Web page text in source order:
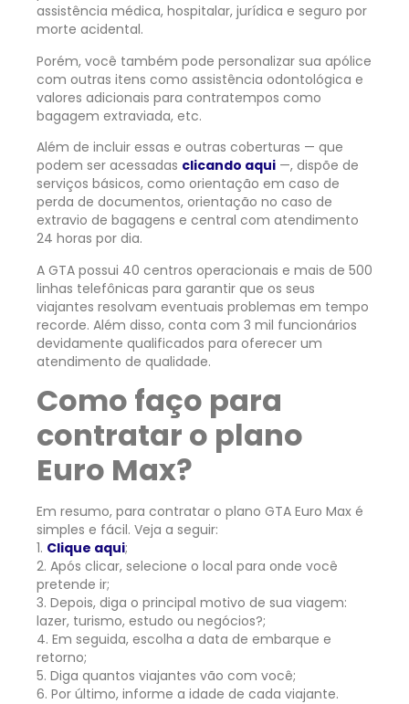
assistência médica, hospitalar, jurídica e seguro por
morte acidental.
Porém, você também pode personalizar sua apólice
com outras itens como assistência odontológica e
valores adicionais para contratempos como
bagagem extraviada, etc.
Além de incluir essas e outras coberturas — que
podem ser acessadas clicando aqui —, dispõe de
serviços básicos, como orientação em caso de
perda de documentos, orientação no caso de
extravio de bagagens e central com atendimento
24 horas por dia.
A GTA possui 40 centros operacionais e mais de 500
linhas telefônicas para garantir que os seus
viajantes resolvam eventuais problemas em tempo
recorde. Além disso, conta com 3 mil funcionários
devidamente qualificados para oferecer um
atendimento de qualidade.
Como faço para
contratar o plano
Euro Max?
Em resumo, para contratar o plano GTA Euro Max é
simples e fácil. Veja a seguir:
1. Clique aqui;
2. Após clicar, selecione o local para onde você
pretende ir;
3. Depois, diga o principal motivo de sua viagem:
lazer, turismo, estudo ou negócios?;
4. Em seguida, escolha a data de embarque e
retorno;
5. Diga quantos viajantes vão com você;
6. Por último, informe a idade de cada viajante.